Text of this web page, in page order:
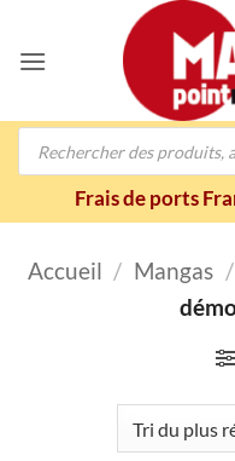
contenu
Recherche
Frais de ports
Accueil / Mangas /